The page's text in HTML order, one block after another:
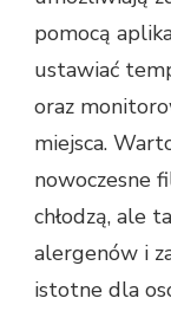
pomocą
ustawiać
oraz
miejsca.
nowoczesne
chłodzą, ale
alergenów i
istotne dla